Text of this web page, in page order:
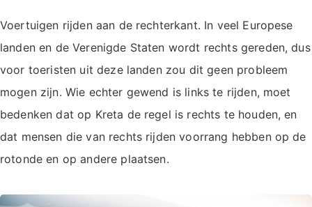
Voertuigen rijden aan de rechterkant. In veel Europese
landen en de Verenigde Staten wordt rechts gereden, dus
voor toeristen uit deze landen zou dit geen probleem
mogen zijn. Wie echter gewend is links te rijden, moet
bedenken dat op Kreta de regel is rechts te houden, en
dat mensen die van rechts rijden voorrang hebben op de
rotonde en op andere plaatsen.